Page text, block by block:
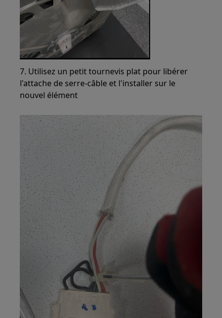
7. Utilisez un petit tournevis plat pour libérer
l'attache de serre-câble et l'installer sur le
nouvel élément